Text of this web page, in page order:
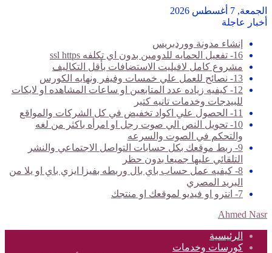
الجمعة, 7 أغسطس 2026
أخبار عاجلة
إنشاء مدونة ووردبريس
16- تفعيل الحمايه للدومين بدون اي تكلفه ssl https
مشروع كامل لافيليت الاستضافات بأقل التكاليف
13- نصائح للعمل علي خمسات وفيفر ونهايه الكورس
12- كيفيه زياده عدد المتابعين او ساعات المشاهده او لايكات
للبيدجات وخدمات تانيه كتير
11- الحصول علي اكواد تخفيض في كل الشركات والمواقع
10- تحويل النص الي صوت رجل او امرأه باكثر من لغه
والتحكم في الصوت والسرعه
9- ربط موقعك بكل حسابات التواصل الاجتماعي والنشر
التلقائي عليها جميعا بدون حظر
8- كيفيه عمل حساب باي بال وربطه بفيزا ايزي باي او يلا من
البريد المصري
7- انترو او فيديو لموقعك او منتجك
Ahmed Nasr
الرئيسية
كورسات وخدمات